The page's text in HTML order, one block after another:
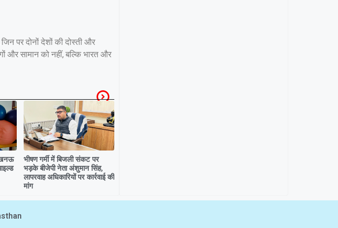
पर दोनों देशों की दोस्ती और
और सामान को नहीं, बल्कि भारत और
भीषण गर्मी में बिजली संकट पर
भड़के बीजेपी नेता अंशुमान सिंह,
लापरवाह अधिकारियों पर कार्रवाई की
मांग